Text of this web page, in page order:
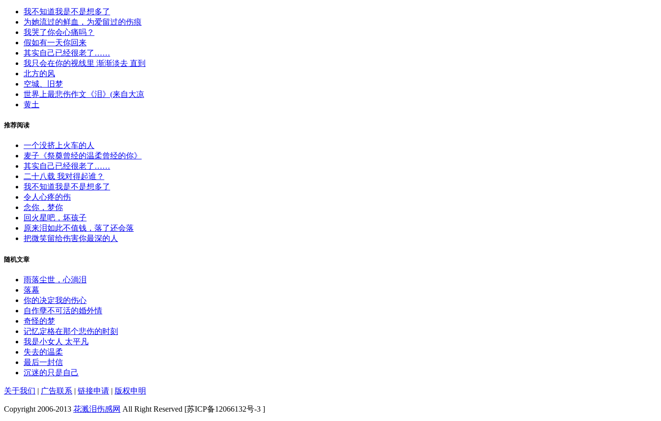
我不知道我是不是想多了
为她流过的鲜血，为爱留过的伤痕
我哭了你会心痛吗？
假如有一天你回来
其实自己已经很老了……
我只会在你的视线里 渐渐淡去 直到
北方的风
空城、旧梦
世界上最悲伤作文《泪》(来自大凉
黄土
推荐阅读
一个没挤上火车的人
麦子《祭奠曾经的温柔曾经的你》
其实自己已经很老了……
二十八载 我对得起谁？
我不知道我是不是想多了
令人心疼的伤
念你，梦你
回火星吧，坏孩子
原来泪如此不值钱，落了还会落
把微笑留给伤害你最深的人
随机文章
雨落尘世，心淌泪
落幕
你的决定我的伤心
自作孽不可活的婚外情
奇怪的梦
记忆定格在那个悲伤的时刻
我是小女人 太平凡
失去的温柔
最后一封信
沉迷的只是自己
关于我们 | 广告联系 | 链接申请 | 版权申明
Copyright 2006-2013 花溅泪伤感网 All Right Reserved [苏ICP备12066132号-3 ]